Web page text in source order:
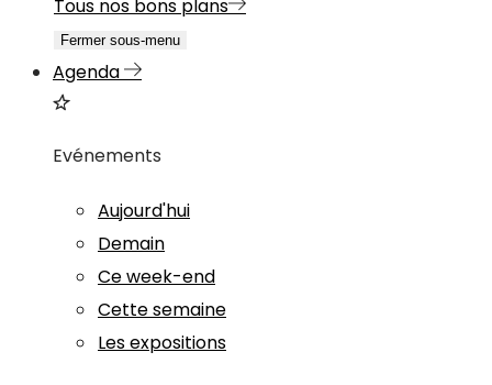
Tous nos bons plans
Fermer sous-menu
Agenda
Evénements
Aujourd'hui
Demain
Ce week-end
Cette semaine
Les expositions